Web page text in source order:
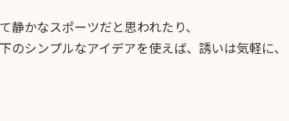
かなスポーツだと思われたり、
シンプルなアイデアを使えば、誘いは気軽に、